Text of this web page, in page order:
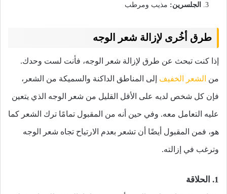
الجلسرين: مذيب ومرطب
طرق أخُرى لإزالة شعر الوجه
إذا كنت تبحث عن طرق لإزالة شعر الوجه، فأنت لست وحدك.
من الشعر الخفيف إلى المناطق الداكنة والسميكة من الشعر،
فإن كل شخص لديه على الأقل القليل من شعر الوجه الذي يتعين
عليه التعامل معه. وفي حين أنه من المقبول تمامًا ترك الشعر كما
هو، فمن المقبول أيضًا أن تشعر بعدم الارتياح تجاه شعر الوجه
وترغب في إزالته.
1. الحلاقة